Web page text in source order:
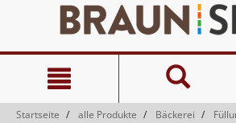
springen
Navigationsmenü
springen
Startseite alle Produkte Bäckerei